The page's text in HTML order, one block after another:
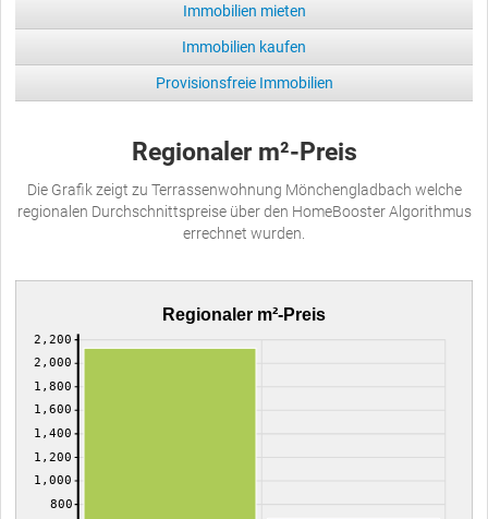
Immobilien mieten
Immobilien kaufen
Provisionsfreie Immobilien
Regionaler m²-Preis
Die Grafik zeigt zu Terrassenwohnung Mönchengladbach welche
regionalen Durchschnittspreise über den HomeBooster Algorithmus
errechnet wurden.
Regionaler m²-Preis
800
1,000
1,200
1,400
1,600
1,800
2,000
2,200